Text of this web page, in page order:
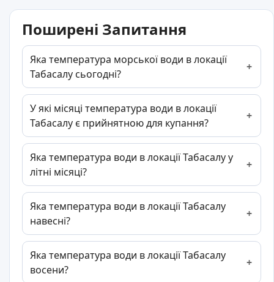
Поширені Запитання
Яка температура морської води в локації
Табасалу сьогодні?
У які місяці температура води в локації
Табасалу є прийнятною для купання?
Яка температура води в локації Табасалу у
літні місяці?
Яка температура води в локації Табасалу
навесні?
Яка температура води в локації Табасалу
восени?